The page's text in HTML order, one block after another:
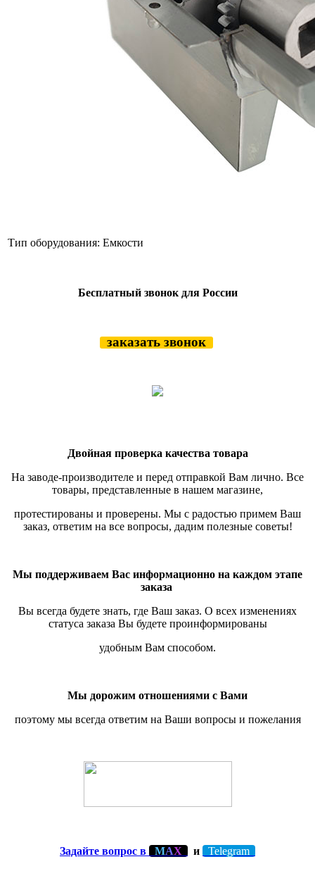
Тип оборудования: Емкости
Бесплатный звонок для России
заказать звонок
Двойная проверка качества товара
На заводе-производителе и перед отправкой Вам лично. Все
товары, представленные в нашем магазине,
протестированы и проверены. Мы с радостью примем Ваш
заказ, ответим на все вопросы, дадим полезные советы!
Мы поддерживаем Вас информационно на каждом этапе
заказа
Вы всегда будете знать, где Ваш заказ. О всех изменениях
статуса заказа Вы будете проинформированы
удобным Вам способом.
Мы дорожим отношениями с Вами
поэтому мы всегда ответим на Ваши вопросы и пожелания
Задайте вопрос в МАХ и Telegram